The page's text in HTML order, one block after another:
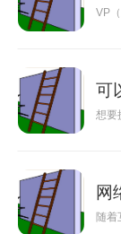
VP
可
想要
网
随着